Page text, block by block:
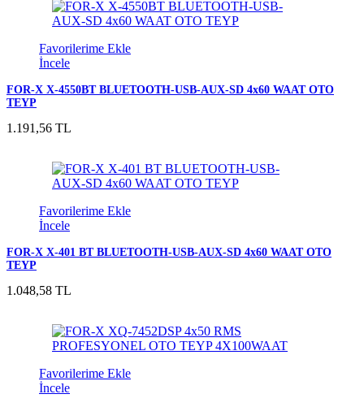
Favorilerime Ekle
İncele
FOR-X X-4550BT BLUETOOTH-USB-AUX-SD 4x60 WAAT OTO
TEYP
1.191,56 TL
Favorilerime Ekle
İncele
FOR-X X-401 BT BLUETOOTH-USB-AUX-SD 4x60 WAAT OTO
TEYP
1.048,58 TL
Favorilerime Ekle
İncele